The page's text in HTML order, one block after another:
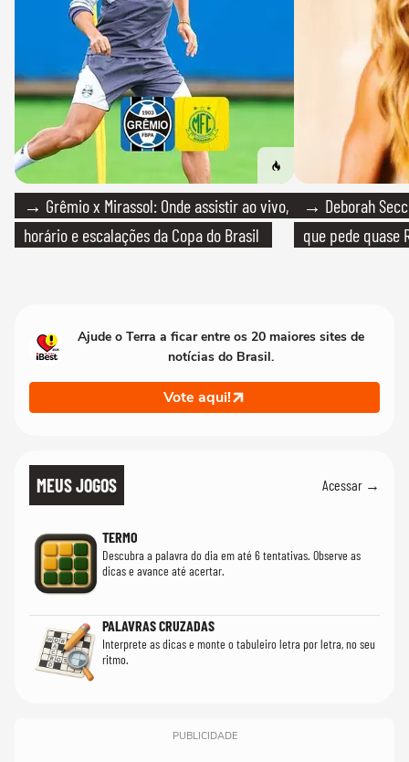
→ Grêmio x Mirassol: Onde assistir ao vivo,
horário e escalações da Copa do Brasil
→ Deborah
que pede quase
Ajude o Terra a ficar entre os 20 maiores sites de
notícias do Brasil.
Vote aqui!
MEUS JOGOS Acessar →
TERMO
Descubra a palavra do dia em até 6 tentativas. Observe as
dicas e avance até acertar.
PALAVRAS CRUZADAS
Interprete as dicas e monte o tabuleiro letra por letra, no seu
ritmo.
PUBLICIDADE